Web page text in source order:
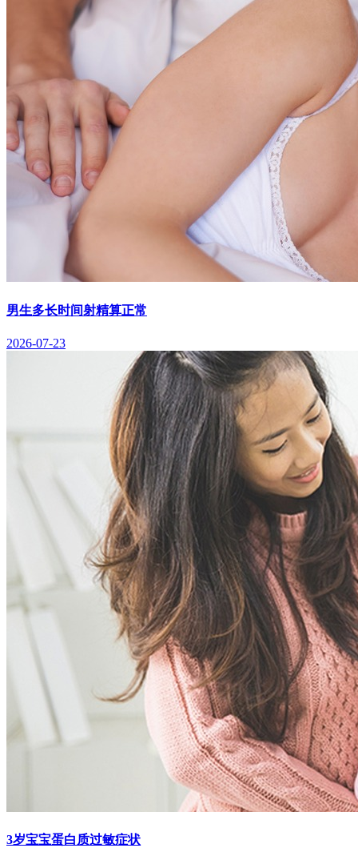
男生多长时间射精算正常
2026-07-23
3岁宝宝蛋白质过敏症状